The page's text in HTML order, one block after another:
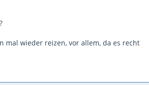
mal wieder reizen, vor allem, da es recht